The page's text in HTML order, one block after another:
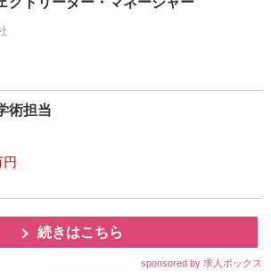
術担当
円
続きはこちら
sponsored by 求人ボックス